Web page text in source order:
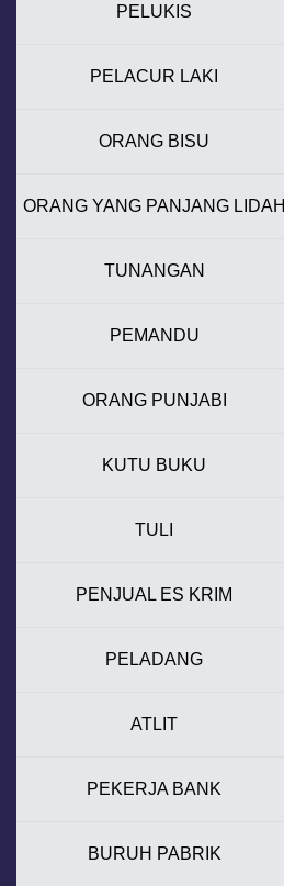
PELUKIS
PELACUR LAKI
ORANG BISU
ORANG YANG PANJANG LIDAH
TUNANGAN
PEMANDU
ORANG PUNJABI
KUTU BUKU
TULI
PENJUAL ES KRIM
PELADANG
ATLIT
PEKERJA BANK
BURUH PABRIK